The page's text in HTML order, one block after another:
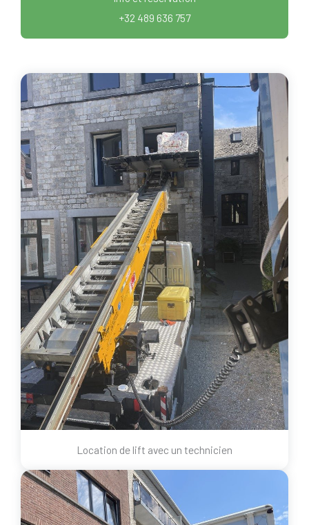
+32 489 636 757
Location de lift avec un technicien